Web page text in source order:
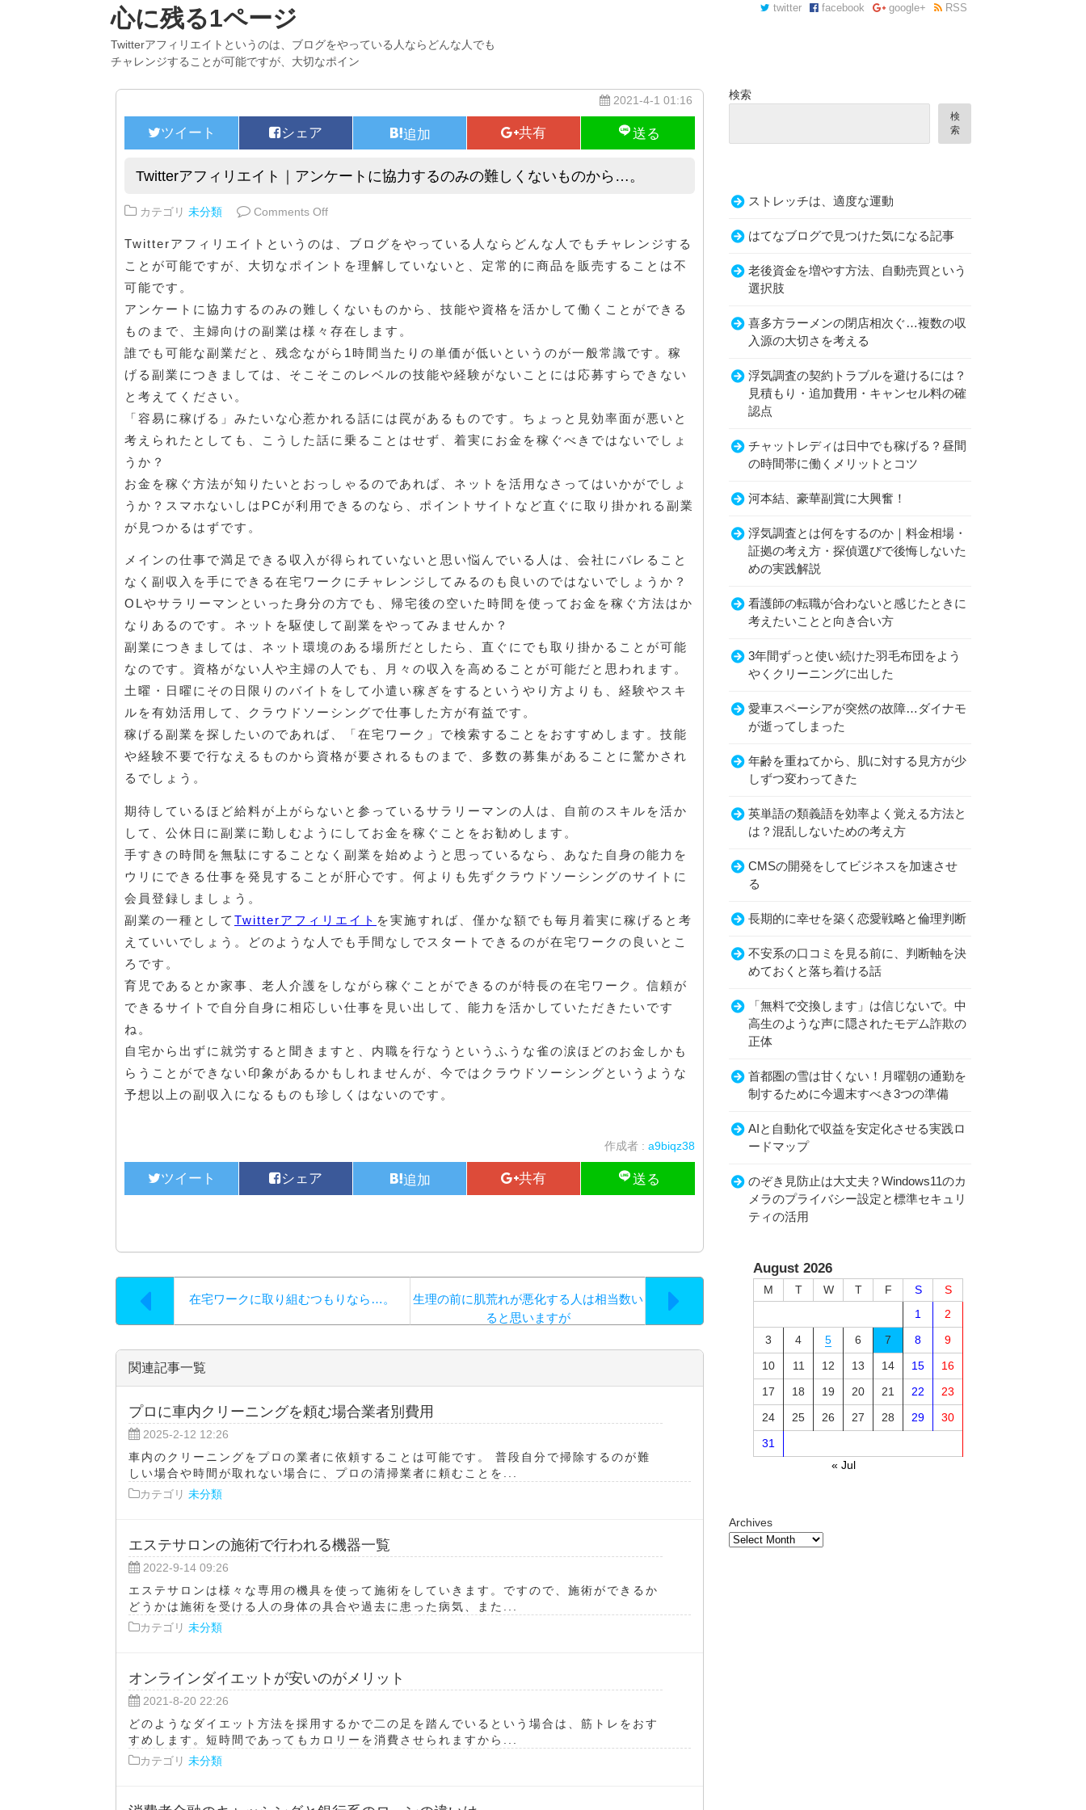
心に残る1ページ
Twitterアフィリエイトというのは、ブログをやっている人ならどんな人でも
チャレンジすることが可能ですが、大切なポイン
twitter facebook google+ RSS
2021-4-1 01:16
Twitterアフィリエイト｜アンケートに協力するのみの難しくないものから…。
カテゴリ 未分類 Comments Offon Twitterアフィリエイト｜アンケートに協力するのみの難しくないものから…。
Twitterアフィリエイトというのは、ブログをやっている人ならどんな人でもチャレンジする
ことが可能ですが、大切なポイントを理解していないと、定常的に商品を販売することは不
可能です。
アンケートに協力するのみの難しくないものから、技能や資格を活かして働くことができる
ものまで、主婦向けの副業は様々存在します。
誰でも可能な副業だと、残念ながら1時間当たりの単価が低いというのが一般常識です。稼
げる副業につきましては、そこそこのレベルの技能や経験がないことには応募すらできない
と考えてください。
「容易に稼げる」みたいな心惹かれる話には罠があるものです。ちょっと見効率面が悪いと
考えられたとしても、こうした話に乗ることはせず、着実にお金を稼ぐべきではないでしょ
うか？
お金を稼ぐ方法が知りたいとおっしゃるのであれば、ネットを活用なさってはいかがでしょ
うか？スマホないしはPCが利用できるのなら、ポイントサイトなど直ぐに取り掛かれる副業
が見つかるはずです。
メインの仕事で満足できる収入が得られていないと思い悩んでいる人は、会社にバレること
なく副収入を手にできる在宅ワークにチャレンジしてみるのも良いのではないでしょうか？
OLやサラリーマンといった身分の方でも、帰宅後の空いた時間を使ってお金を稼ぐ方法はか
なりあるのです。ネットを駆使して副業をやってみませんか？
副業につきましては、ネット環境のある場所だとしたら、直ぐにでも取り掛かることが可能
なのです。資格がない人や主婦の人でも、月々の収入を高めることが可能だと思われます。
土曜・日曜にその日限りのバイトをして小遣い稼ぎをするというやり方よりも、経験やスキ
ルを有効活用して、クラウドソーシングで仕事した方が有益です。
稼げる副業を探したいのであれば、「在宅ワーク」で検索することをおすすめします。技能
や経験不要で行なえるものから資格が要されるものまで、多数の募集があることに驚かされ
るでしょう。
期待しているほど給料が上がらないと参っているサラリーマンの人は、自前のスキルを活か
して、公休日に副業に勤しむようにしてお金を稼ぐことをお勧めします。
手すきの時間を無駄にすることなく副業を始めようと思っているなら、あなた自身の能力を
ウリにできる仕事を発見することが肝心です。何よりも先ずクラウドソーシングのサイトに
会員登録しましょう。
副業の一種として Twitterアフィリエイト を実施すれば、僅かな額でも毎月着実に稼げると考
えていいでしょう。どのような人でも手間なしでスタートできるのが在宅ワークの良いとこ
ろです。
育児であるとか家事、老人介護をしながら稼ぐことができるのが特長の在宅ワーク。信頼が
できるサイトで自分自身に相応しい仕事を見い出して、能力を活かしていただきたいです
ね。
自宅から出ずに就労すると聞きますと、内職を行なうというふうな雀の涙ほどのお金しかも
らうことができない印象があるかもしれませんが、今ではクラウドソーシングというような
予想以上の副収入になるものも珍しくはないのです。
作成者 : a9biqz38
在宅ワークに取り組むつもりなら…。
生理の前に肌荒れが悪化する人は相当数い
ると思いますが
関連記事一覧
プロに車内クリーニングを頼む場合業者別費用
2025-2-12 12:26
車内のクリーニングをプロの業者に依頼することは可能です。 普段自分で掃除するのが難
しい場合や時間が取れない場合に、プロの清掃業者に頼むことを...
カテゴリ 未分類
エステサロンの施術で行われる機器一覧
2022-9-14 09:26
エステサロンは様々な専用の機具を使って施術をしていきます。ですので、施術ができるか
どうかは施術を受ける人の身体の具合や過去に患った病気、また...
カテゴリ 未分類
オンラインダイエットが安いのがメリット
2021-8-20 22:26
どのようなダイエット方法を採用するかで二の足を踏んでいるという場合は、筋トレをおす
すめします。短時間であってもカロリーを消費させられますから...
カテゴリ 未分類
検索
検
索
ストレッチは、適度な運動
はてなブログで見つけた気になる記事
老後資金を増やす方法、自動売買という
選択肢
喜多方ラーメンの閉店相次ぐ…複数の収
入源の大切さを考える
浮気調査の契約トラブルを避けるには？
見積もり・追加費用・キャンセル料の確
認点
チャットレディは日中でも稼げる？昼間
の時間帯に働くメリットとコツ
河本結、豪華副賞に大興奮！
浮気調査とは何をするのか｜料金相場・
証拠の考え方・探偵選びで後悔しないた
めの実践解説
看護師の転職が合わないと感じたときに
考えたいことと向き合い方
3年間ずっと使い続けた羽毛布団をよう
やくクリーニングに出した
愛車スペーシアが突然の故障…ダイナモ
が逝ってしまった
年齢を重ねてから、肌に対する見方が少
しずつ変わってきた
英単語の類義語を効率よく覚える方法と
は？混乱しないための考え方
CMSの開発をしてビジネスを加速させ
る
長期的に幸せを築く恋愛戦略と倫理判断
不安系の口コミを見る前に、判断軸を決
めておくと落ち着ける話
「無料で交換します」は信じないで。中
高生のような声に隠されたモデム詐欺の
正体
首都圏の雪は甘くない！月曜朝の通勤を
制するために今週末すべき3つの準備
AIと自動化で収益を安定化させる実践ロ
ードマップ
のぞき見防止は大丈夫？Windows11のカ
メラのプライバシー設定と標準セキュリ
ティの活用
August 2026
M T W T F S
S
1
2
3
4 5 6 7 8
9
10
11 12 13 14 15
16
17
18 19 20 21 22
23
24
25 26 27 28 29
30
31
« Jul
Archives